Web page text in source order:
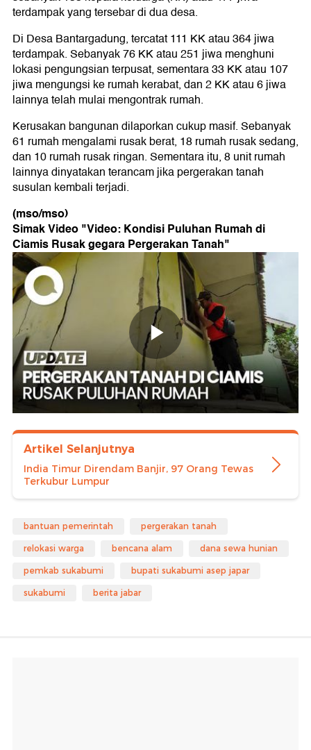
terdampak yang tersebar di dua desa.
Di Desa Bantargadung, tercatat 111 KK atau 364 jiwa
terdampak. Sebanyak 76 KK atau 251 jiwa menghuni
lokasi pengungsian terpusat, sementara 33 KK atau 107
jiwa mengungsi ke rumah kerabat, dan 2 KK atau 6 jiwa
lainnya telah mulai mengontrak rumah.
Kerusakan bangunan dilaporkan cukup masif. Sebanyak
61 rumah mengalami rusak berat, 18 rumah rusak sedang,
dan 10 rumah rusak ringan. Sementara itu, 8 unit rumah
lainnya dinyatakan terancam jika pergerakan tanah
susulan kembali terjadi.
(mso/mso)
Simak Video "Video: Kondisi Puluhan Rumah di
Ciamis Rusak gegara Pergerakan Tanah"
Artikel Selanjutnya
India Timur Direndam Banjir, 97 Orang Tewas
Terkubur Lumpur
bantuan pemerintah pergerakan tanah
relokasi warga bencana alam dana sewa hunian
pemkab sukabumi bupati sukabumi asep japar
sukabumi berita jabar